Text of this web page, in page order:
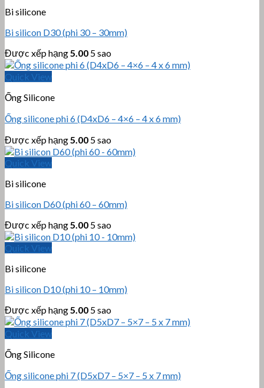
Bi silicone
Bi silicon D30 (phi 30 – 30mm)
Được xếp hạng 5.00 5 sao
Quick View
Ống Silicone
Ống silicone phi 6 (D4xD6 – 4×6 – 4 x 6 mm)
Được xếp hạng 5.00 5 sao
Quick View
Bi silicone
Bi silicon D60 (phi 60 – 60mm)
Được xếp hạng 5.00 5 sao
Quick View
Bi silicone
Bi silicon D10 (phi 10 – 10mm)
Được xếp hạng 5.00 5 sao
Quick View
Ống Silicone
Ống silicone phi 7 (D5xD7 – 5×7 – 5 x 7 mm)